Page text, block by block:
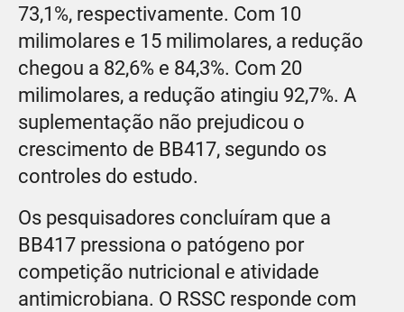
73,1%, respectivamente. Com 10
milimolares e 15 milimolares, a redução
chegou a 82,6% e 84,3%. Com 20
milimolares, a redução atingiu 92,7%. A
suplementação não prejudicou o
crescimento de BB417, segundo os
controles do estudo.
Os pesquisadores concluíram que a
BB417 pressiona o patógeno por
competição nutricional e atividade
antimicrobiana. O RSSC responde com